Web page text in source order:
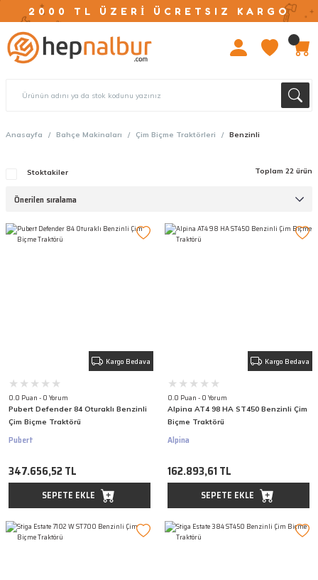
2000 TL ÜZERİ ÜCRETSIZ KARGO
Anasayfa Bahçe Makinaları Çim Biçme Traktörleri Benzinli
Stoktakiler Toplam 22 ürün
Kargo Bedava
0.0 Puan - 0 Yorum
Pubert Defender 84 Oturaklı Benzinli
Çim Biçme Traktörü
Pubert
347.656,52 TL
SEPETE EKLE
Kargo Bedava
0.0 Puan - 0 Yorum
Alpina AT4 98 HA ST450 Benzinli Çim
Biçme Traktörü
Alpina
162.893,61 TL
SEPETE EKLE